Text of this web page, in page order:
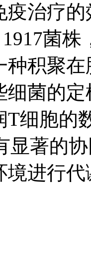
治疗
菌
种积聚
细菌的
T细胞的
显著的
境进行